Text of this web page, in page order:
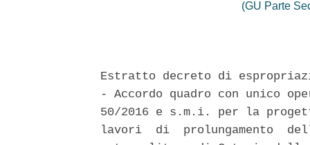
(GU Parte
Estratto decreto di
- Accordo quadro con unico
50/2016 e s.m.i. per la
lavori  di  prolungamento